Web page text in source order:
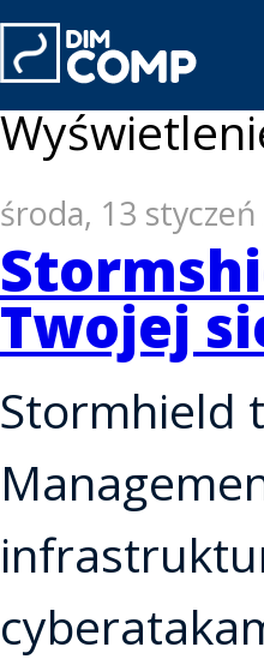
środa, 13 styczeń
Twojej
Stormhield